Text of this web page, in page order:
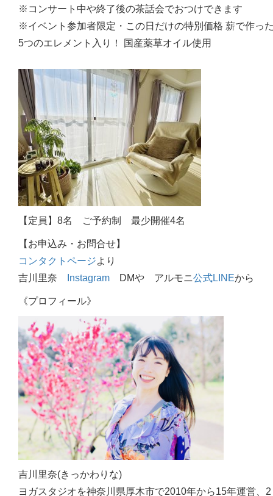
※コンサート中や終了後の茶話会でおつけできます
※イベント参加者限定・この日だけの特別価格 薪で作っ
5つのエレメント入り！ 国産薬草オイル使用
【定員】8名 ご予約制 最少開催4名
【お申込み・お問合せ】
コンタクトページより
吉川里奈
Instagram DMや アルモニ公式LINEから
《プロフィール》
吉川里奈(きっかわりな)
ヨガスタジオを神奈川県厚木市で2010年から15年運営、2